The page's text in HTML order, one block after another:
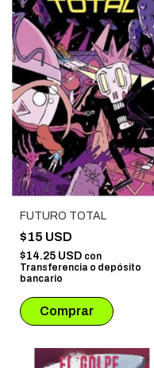
FUTURO TOTAL
$15 USD
$14.25 USD con
Transferencia o depósito
bancario